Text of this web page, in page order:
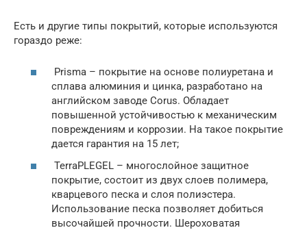
Есть и другие типы покрытий, которые используются
гораздо реже:
Prisma – покрытие на основе полиуретана и
сплава алюминия и цинка, разработано на
английском заводе Corus. Обладает
повышенной устойчивостью к механическим
повреждениям и коррозии. На такое покрытие
дается гарантия на 15 лет;
TerraPLEGEL – многослойное защитное
покрытие, состоит из двух слоев полимера,
кварцевого песка и слоя полиэстера.
Использование песка позволяет добиться
высочайшей прочности. Шероховатая